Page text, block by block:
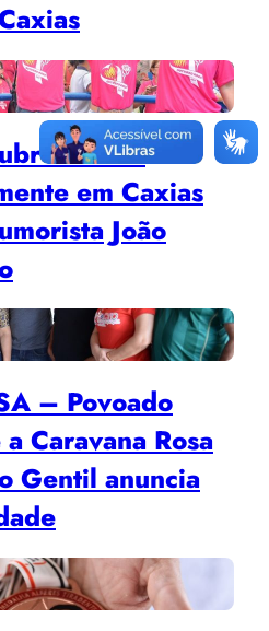
Rosa é
em Caxias
João
– Povoado
Caravana Rosa
Gentil anuncia